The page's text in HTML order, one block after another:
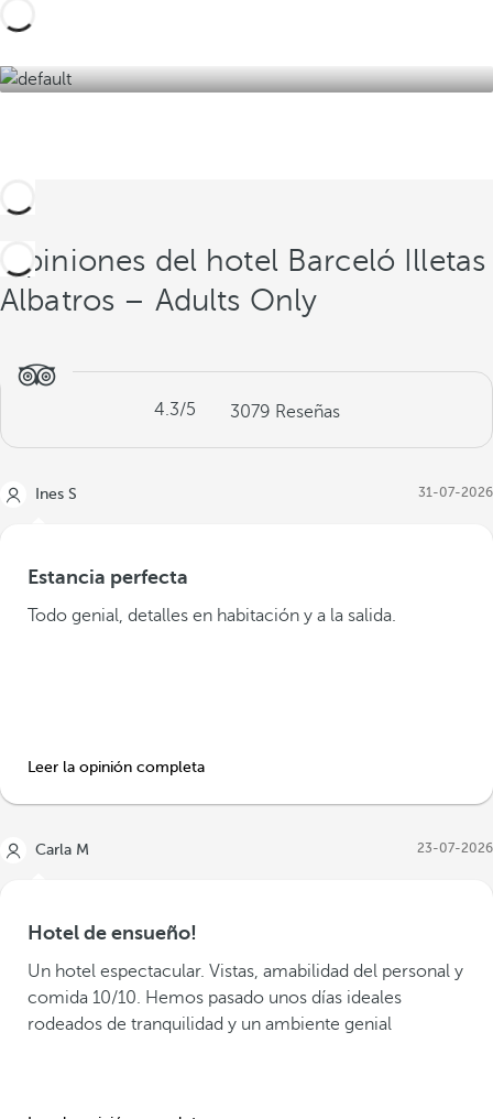
Opiniones del hotel Barceló Illetas
Albatros – Adults Only
4.3/5 3079 Reseñas
Ines S 31-07-2026
Estancia perfecta
Todo genial, detalles en habitación y a la salida.
Leer la opinión completa
Carla M 23-07-2026
Hotel de ensueño!
Un hotel espectacular. Vistas, amabilidad del personal y
comida 10/10. Hemos pasado unos días ideales
rodeados de tranquilidad y un ambiente genial